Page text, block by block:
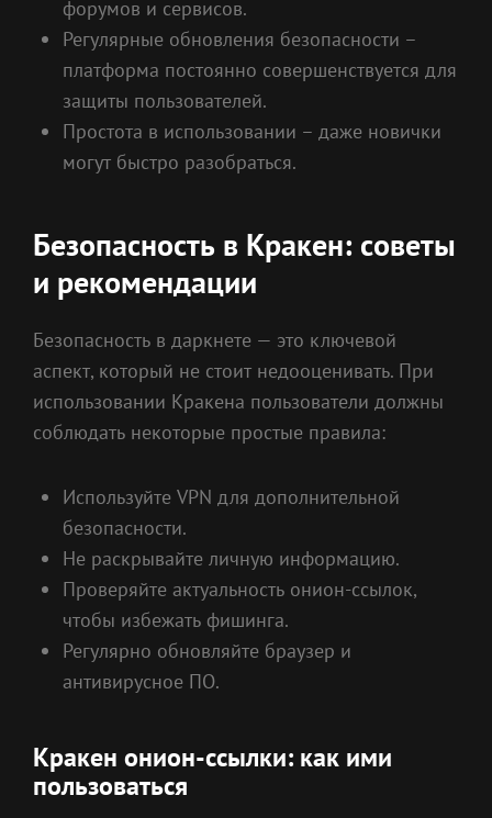
форумов и сервисов.
Регулярные обновления безопасности –
платформа постоянно совершенствуется для
защиты пользователей.
Простота в использовании – даже новички
могут быстро разобраться.
Безопасность в Кракен: советы
и рекомендации
Безопасность в даркнете — это ключевой
аспект, который не стоит недооценивать. При
использовании Кракена пользователи должны
соблюдать некоторые простые правила:
Используйте VPN для дополнительной
безопасности.
Не раскрывайте личную информацию.
Проверяйте актуальность онион-ссылок,
чтобы избежать фишинга.
Регулярно обновляйте браузер и
антивирусное ПО.
Кракен онион-ссылки: как ими
пользоваться